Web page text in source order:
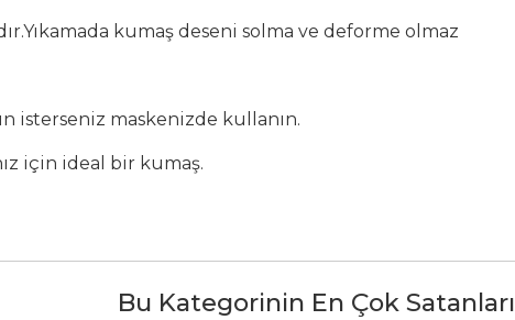
kumaş deseni solma ve deforme olmaz
isterseniz maskenizde kullanın.
için ideal bir kumaş.
Bu Kategorinin En Çok Satanları